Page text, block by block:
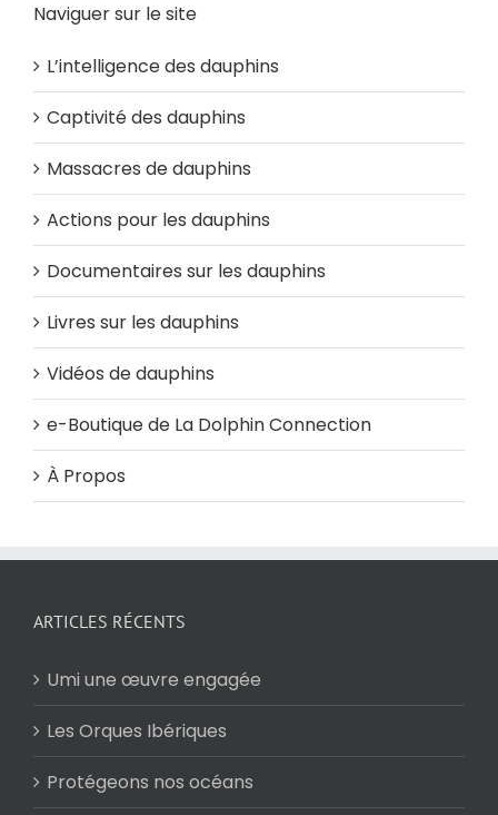
Naviguer sur le site
L’intelligence des dauphins
Captivité des dauphins
Massacres de dauphins
Actions pour les dauphins
Documentaires sur les dauphins
Livres sur les dauphins
Vidéos de dauphins
e-Boutique de La Dolphin Connection
À Propos
ARTICLES RÉCENTS
Umi une œuvre engagée
Les Orques Ibériques
Protégeons nos océans